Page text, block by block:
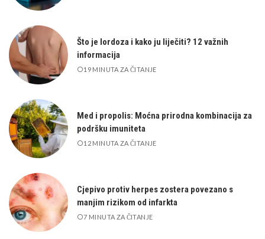
Što je lordoza i kako ju liječiti? 12 važnih
informacija
19 MINUTA ZA ČITANJE
Med i propolis: Moćna prirodna kombinacija za
podršku imuniteta
12 MINUTA ZA ČITANJE
Cjepivo protiv herpes zostera povezano s
manjim rizikom od infarkta
7 MINUTA ZA ČITANJE